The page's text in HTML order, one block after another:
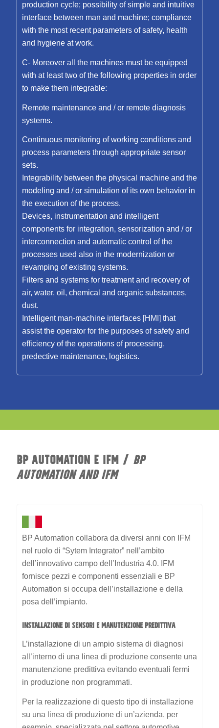
production cycle; possibility of simple and intuitive
interface between man and machine; compliance
with the most recent parameters of safety, health
and hygiene at work.
C- Moreover all the machines must be equipped
with at least two of the following properties in order
to make them integrable:
Remote maintenance and / or remote diagnosis
systems.
Continuous monitoring of working conditions and
process parameters through appropriate sensor
sets.
Integrability between the physical machine and the
modeling and / or simulation of its own behavior in
the execution of the process.
Devices, instrumentation and intelligent
components for integration, sensorization and / or
interconnection and automatic control of the
processes used also in the modernization or
revamping of existing systems.
Filters and systems for treatment and recovery of
air, water, oil, chemical and organic substances,
dust.
Intelligent man-machine interfaces [HMI] that
assist the operator for the purposes of safety and
efficiency of the operations of processing,
predective maintenance, logistics.
BP AUTOMATION E IFM / BP
AUTOMATION AND IFM
BP Automation collabora da diversi anni con IFM
nel ruolo di “Sytem Integrator” nell’ambito
dell’innovativo campo dell’Industria 4.0. IFM
fornisce pezzi e componenti essenziali e BP
Automation si occupa dell’installazione e della
posa dell’impianto.
INSTALLAZIONE DI SENSORI E MANUTENZIONE PREDITTIVA
L’installazione di un ampio sistema di diagnosi
all’interno di una linea di produzione consente una
manutenzione predittiva evitando eventuali fermi
in produzione non programmati.
Per la realizzazione di questo tipo di installazione
su una linea di produzione di un’azienda, per